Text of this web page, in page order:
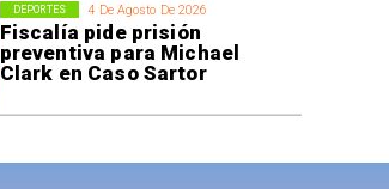
4 De Agosto De 2026
Fiscalía pide prisión
preventiva para Michael
Clark en Caso Sartor
DEPORTES